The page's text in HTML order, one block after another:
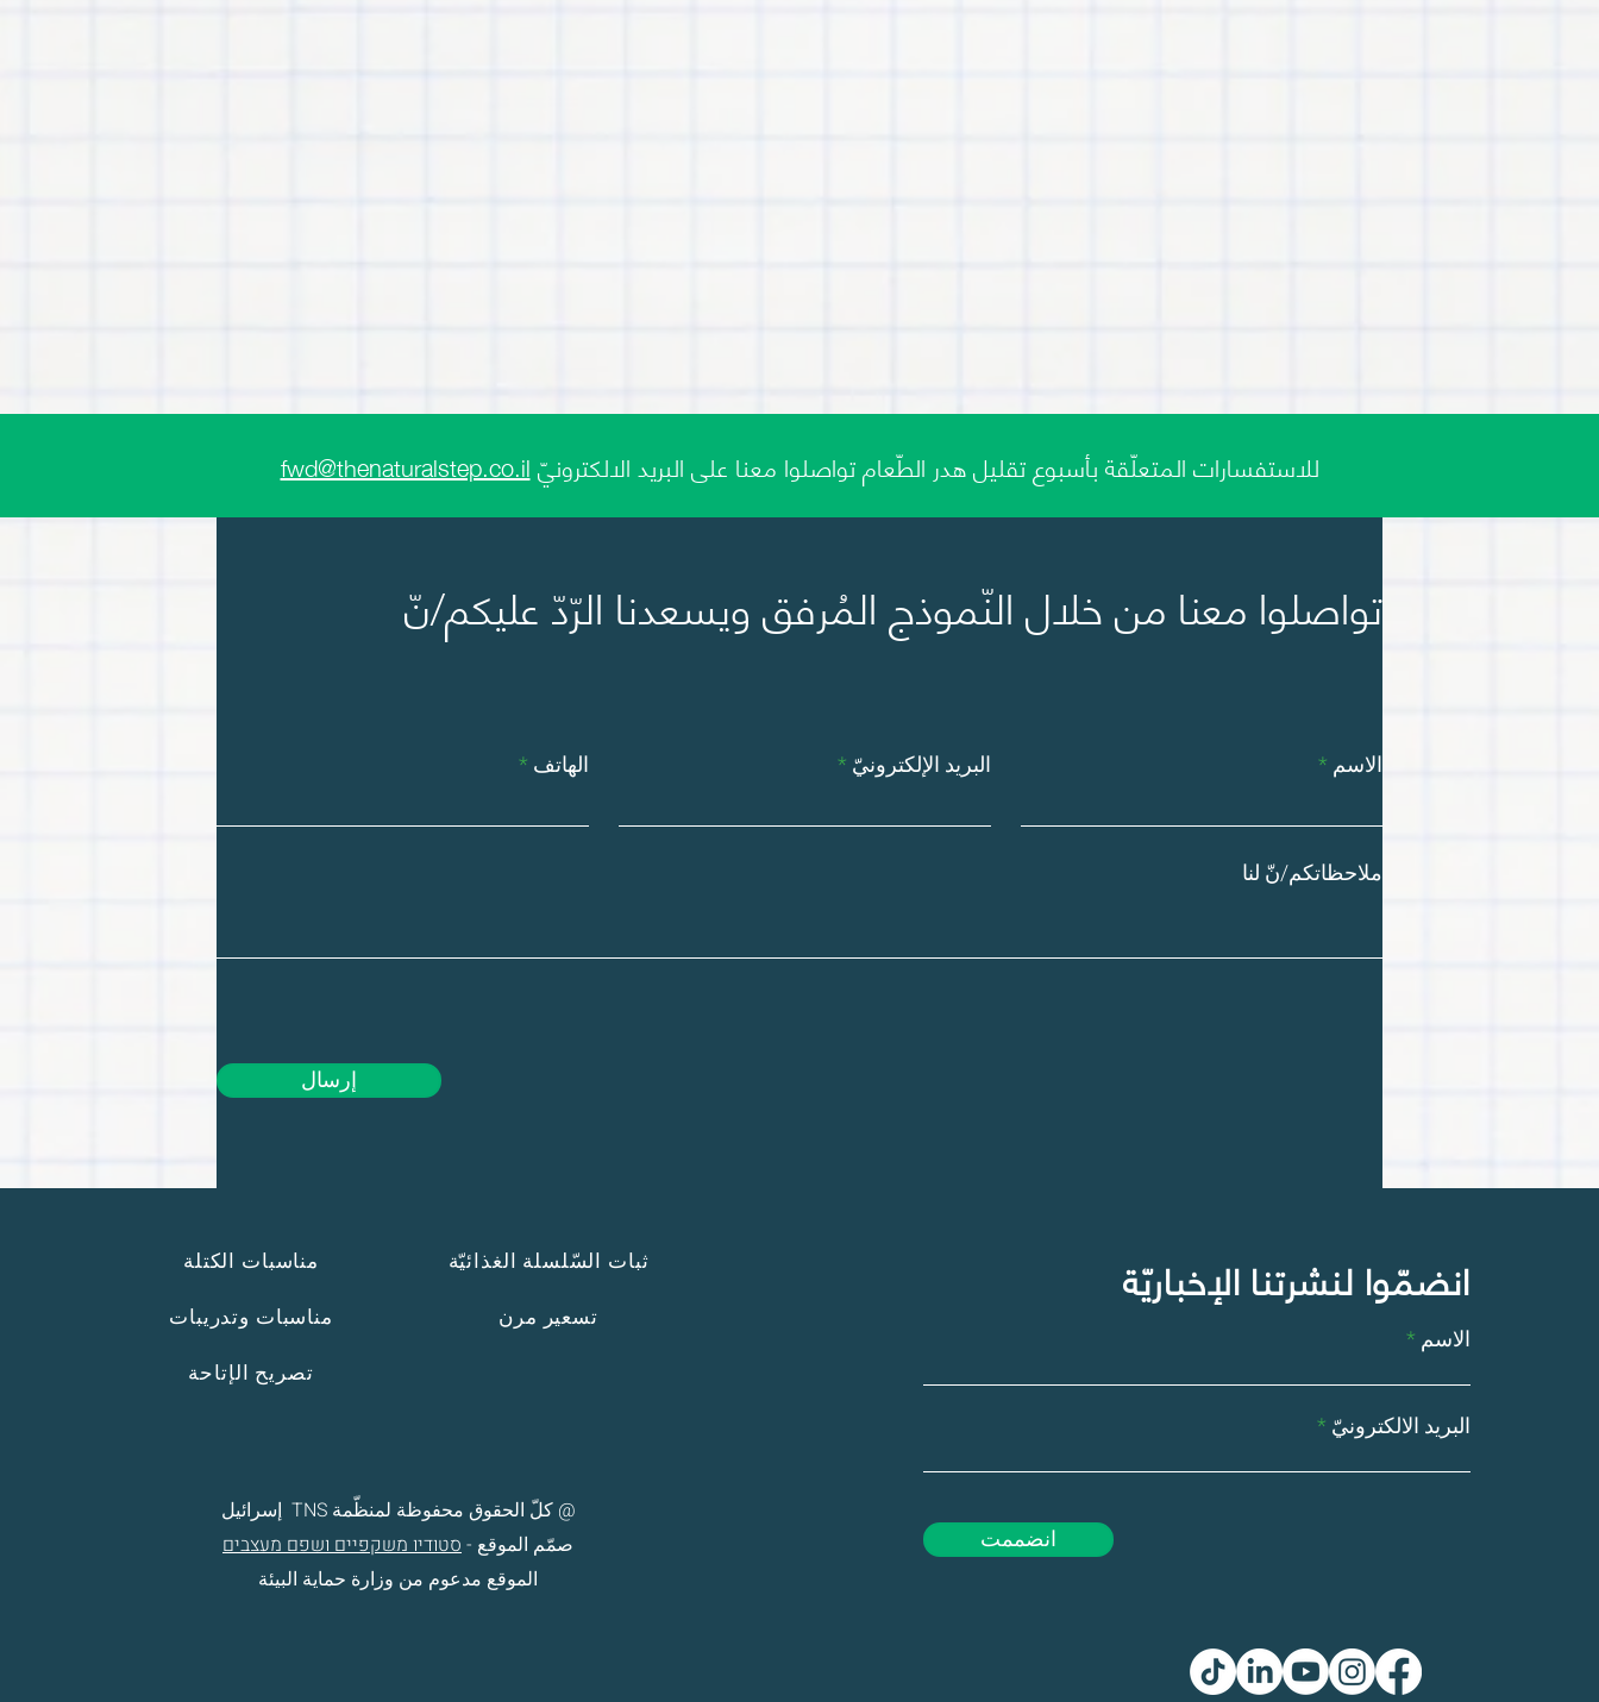
للاستفسارات المتعلّقة بأسبوع تقليل هدر الطّعام تواصلوا معنا على البريد الالكترونيّfwd@thenaturalstep.co.il
تواصلوا معنا من خلال النّموذج المُرفق ويسعدنا الرّدّ عليكم/نّ
الهاتف البريد الإلكترونيّ الاسم
ملاحظاتكم/نّ لنا
إرسال
مناسبات الكتلة
مناسبات وتدريبات
تصريح الإتاحة
ثبات السّلسلة الغذائيّة
تسعير مرن
@ كلّ الحقوق محفوظة لمنظّمة TNS إسرائيل
صمّم الموقع -סטודיו משקפיים ושפם מעצבים
الموقع مدعوم من وزارة حماية البيئة
انضمّوا لنشرتنا الإخباريّة
الاسم
البريد الالكترونيّ
انضممت